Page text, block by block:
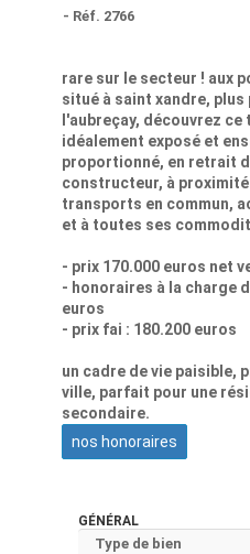
- Réf. 2766
situé à saint xandre, plus
l'aubreçay, découvrez ce
idéalement exposé et
proportionné, en retrait
constructeur, à proximité
- prix 170.000 euros net